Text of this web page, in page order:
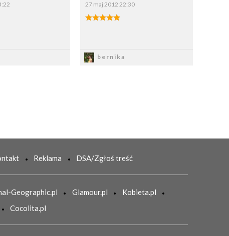
27 maj 2012 22:30
bernika
Reklama DSA/Zgłoś treść
Geographic.pl Glamour.pl
Kobieta.pl
Cocolita.pl